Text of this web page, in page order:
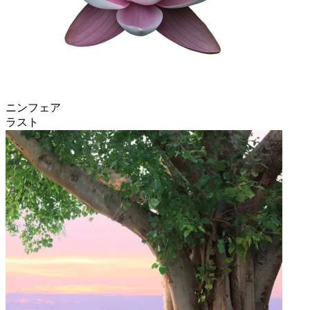
ニンフェア
ラスト